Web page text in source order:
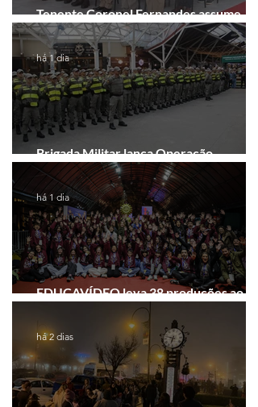
Tenente Coronel Fernandes assume
comando do 41º BPM em Gramado
Brigada Militar lança Operação
Convergência na Região das Hortênsias
há 1 dia
EDUCAVÍDEO leva 38 produções ao
Festival de Cinema de Gramado
há 1 dia
há 2 dias